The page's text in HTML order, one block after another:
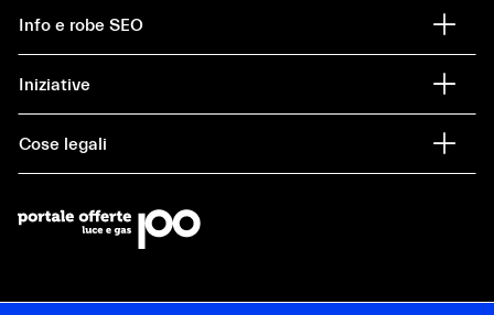
Info e robe SEO
Iniziative
Cose legali